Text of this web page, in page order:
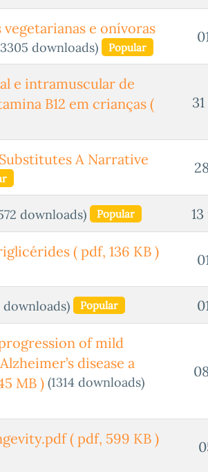
e onívoras
downloads) Popular
e intramuscular de
B12 em crianças(
A Narrative
downloads) Popular
( pdf, 136 KB )
downloads) Popular
of mild
disease a
MB ) (1314 downloads)
( pdf, 599 KB )